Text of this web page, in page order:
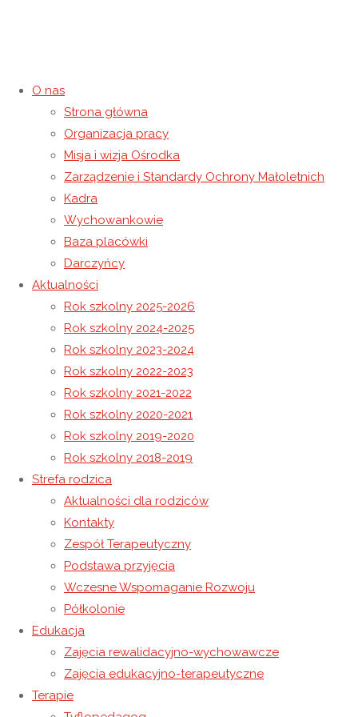
O nas
Strona główna
Organizacja pracy
Misja i wizja Ośrodka
Zarządzenie i Standardy Ochrony Małoletnich
Kadra
Wychowankowie
Baza placówki
Darczyńcy
Aktualności
Rok szkolny 2025-2026
Rok szkolny 2024-2025
Rok szkolny 2023-2024
Rok szkolny 2022-2023
Rok szkolny 2021-2022
Rok szkolny 2020-2021
Rok szkolny 2019-2020
Rok szkolny 2018-2019
Strefa rodzica
Aktualności dla rodziców
Kontakty
Zespół Terapeutyczny
Podstawa przyjęcia
Wczesne Wspomaganie Rozwoju
Półkolonie
Edukacja
Zajęcia rewalidacyjno-wychowawcze
Zajęcia edukacyjno-terapeutyczne
Terapie
Kategoria:Nauczanie zdalne
Strona główna Archiwum dla kategorii „Nauczanie zdalne"
Nauczanie zdalne
Post chroniony hasłem